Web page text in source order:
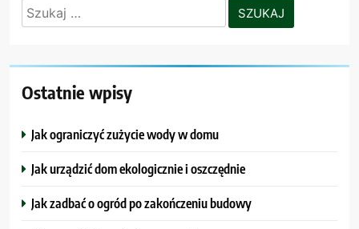
Szukaj:
Ostatnie wpisy
Jak ograniczyć zużycie wody w domu
Jak urządzić dom ekologicznie i oszczędnie
Jak zadbać o ogród po zakończeniu budowy